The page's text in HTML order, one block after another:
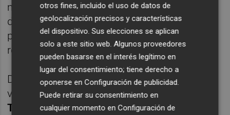
más novedades, ya que Schreuder apunta a
dar descanso a algunos de los titulares del
pasado miércoles para dar continuidad a las
rotaciones de estas semanas.
Dos de los futbolistas con opciones de
volver a la titularidad sonSalva Ruiz
Thomas van den Belt, que ya están
otros fines, incluido el uso de datos de
geolocalización precisos y características
del dispositivo. Sus elecciones se aplican
solo a este sitio web. Algunos proveedores
pueden basarse en el interés legítimo en
lugar del consentimiento; tiene derecho a
oponerse enConfiguración de publicidad.
Puede retirar su consentimiento en
cualquier momento enConfiguración de